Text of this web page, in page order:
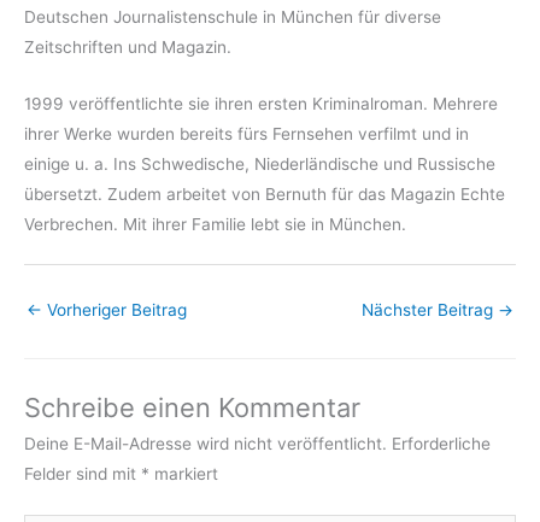
Deutschen Journalistenschule in München für diverse
Zeitschriften und Magazin.
1999 veröffentlichte sie ihren ersten Kriminalroman. Mehrere
ihrer Werke wurden bereits fürs Fernsehen verfilmt und in
einige u. a. Ins Schwedische, Niederländische und Russische
übersetzt. Zudem arbeitet von Bernuth für das Magazin Echte
Verbrechen. Mit ihrer Familie lebt sie in München.
← Vorheriger Beitrag Nächster Beitrag →
Schreibe einen Kommentar
Deine E-Mail-Adresse wird nicht veröffentlicht. Erforderliche
Felder sind mit * markiert